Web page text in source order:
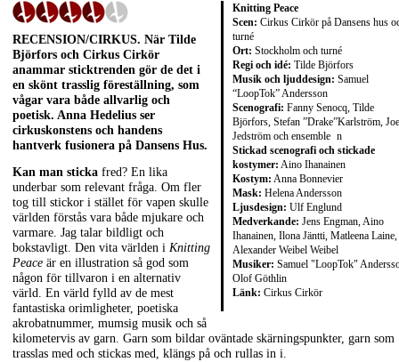
Knitting Peace
Scen: Cirkus Cirkör på Dansens hus
turné
Ort: Stockholm och turné
Regi och idé: Tilde Björfors
Musik och ljuddesign: Samuel
“LoopTok” Andersson
Scenografi: Fanny Senocq, Tilde
Björfors, Stefan ”Drake”Karlström,
Jedström och ensemble n
Stickad scenografi och stickade
kostymer: Aino Ihanainen
Kostym: Anna Bonnevier
Mask: Helena Andersson
Ljusdesign: Ulf Englund
Medverkande: Jens Engman, Aino
Ihanainen, Ilona Jäntti, Matleena Laine,
Alexander Weibel Weibel
Musiker: Samuel "LoopTok"
Olof Göthlin
Länk: Cirkus Cirkör
RECENSION/CIRKUS. När Tilde
Björfors och Cirkus Cirkör
anammar sticktrenden gör de det i
en skönt trasslig föreställning, som
vågar vara både allvarlig och
poetisk. Anna Hedelius ser
cirkuskonstens och handens
hantverk fusionera på Dansens Hus.
Kan man sticka fred? En lika
underbar som relevant fråga. Om fler
tog till stickor i stället för vapen skulle
världen förstås vara både mjukare och
varmare. Jag talar bildligt och
bokstavligt. Den vita världen i Knitting
Peace är en illustration så god som
någon för tillvaron i en alternativ
värld. En värld fylld av de mest
fantastiska orimligheter, poetiska
akrobatnummer, mumsig musik och så
kilometervis av garn. Garn som bildar oväntade skärningspunkter, garn som
trasslas med och stickas med, klängs på och rullas in i.